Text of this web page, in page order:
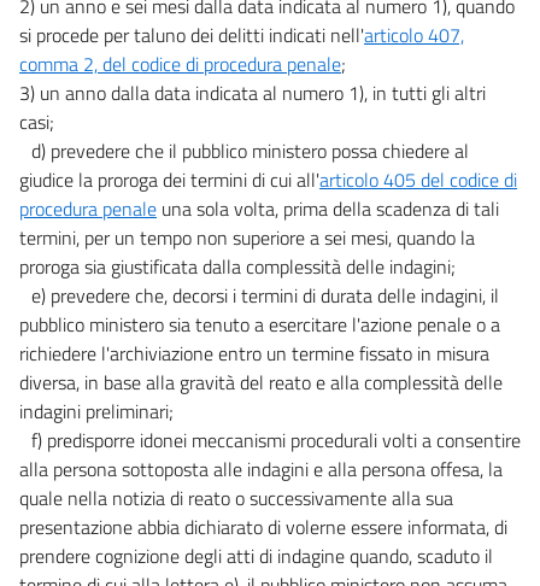
2) un anno e sei mesi dalla data indicata al numero 1), quando
si procede per taluno dei delitti indicati nell'articolo 407,
comma 2, del codice di procedura penale;
3) un anno dalla data indicata al numero 1), in tutti gli altri
casi;
d) prevedere che il pubblico ministero possa chiedere al
giudice la proroga dei termini di cui all'articolo 405 del codice di
procedura penale una sola volta, prima della scadenza di tali
termini, per un tempo non superiore a sei mesi, quando la
proroga sia giustificata dalla complessità delle indagini;
e) prevedere che, decorsi i termini di durata delle indagini, il
pubblico ministero sia tenuto a esercitare l'azione penale o a
richiedere l'archiviazione entro un termine fissato in misura
diversa, in base alla gravità del reato e alla complessità delle
indagini preliminari;
f) predisporre idonei meccanismi procedurali volti a consentire
alla persona sottoposta alle indagini e alla persona offesa, la
quale nella notizia di reato o successivamente alla sua
presentazione abbia dichiarato di volerne essere informata, di
prendere cognizione degli atti di indagine quando, scaduto il